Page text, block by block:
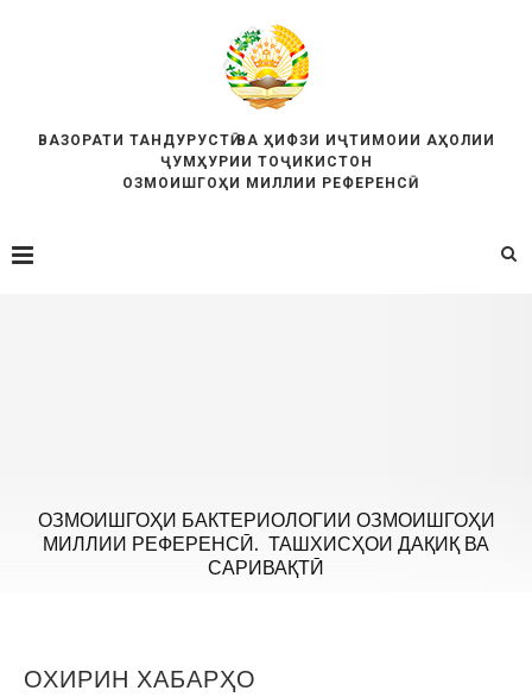
ВАЗОРАТИ ТАНДУРУСТӢ ВА ҲИФЗИ ИҶТИМОИИ АҲОЛИИ
ҶУМҲУРИИ ТОҶИКИСТОН
ОЗМОИШГОҲИ МИЛЛИИ РЕФЕРЕНСӢ
БАКТЕРИОЛОГИИ ОЗМОИШГОҲИ
РЕФЕРЕНСӢ. ТАШХИСҲОИ ДАҚИҚ ВА
САРИВАҚТӢ
ОХИРИН ХАБАРҲО